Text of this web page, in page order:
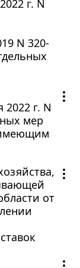
г. N
N 320-
г. N
мер
от